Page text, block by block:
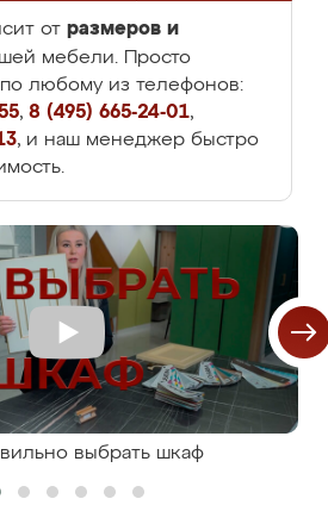
от размеров и
мебели. Просто
любому из телефонов:
, 8 (495) 665-24-01,
, и наш менеджер быстро
выбрать шкаф